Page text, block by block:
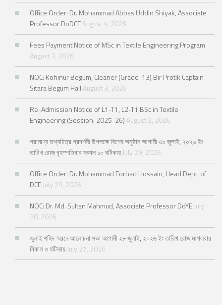
Office Order: Dr. Mohammad Abbas Uddin Shiyak, Associate
Professor DoDCEAugust 4, 2026
Fees Payment Notice of MSc in Textile Engineering Program
August 3, 2026
NOC: Kohinur Begum, Cleaner (Grade-13) Bir Protik Captain
Sitara Begum HallAugust 3, 2026
Re-Admission Notice of L1-T1, L2-T1 BSc in Textile
Engineering (Session: 2025-26)August 2, 2026
প্রামাণ্য তথ্যচিত্র প্রদর্শনী উপলক্ষে বিশেষ অনুষ্ঠান আগামী ৩০ জুলাই, ২০২৬ ইং
তারিখ রোজ বৃহস্পতিবার সকাল ১০ ঘটিকায় July 29, 2026
Office Order: Dr. Mohammad Forhad Hossain, Head Dept. of
DCE July 29, 2026
NOC: Dr. Md. Sultan Mahmud, Associate Professor DoYE July
28, 2026
জুলাই শহিদ স্মরনে আলোচনা সভা আগামী ২৮ জুলাই, ২০২৬ ইং তারিখ রোজ মংগলবার
বিকাল ৩ ঘটিকায় July 27, 2026